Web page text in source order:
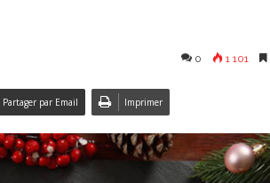
0 1 101
Partager par Email Imprimer